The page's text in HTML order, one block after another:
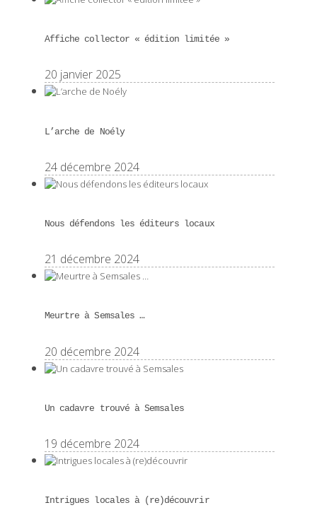
Affiche collector « édition limitée »
20 janvier 2025
L’arche de Noély
24 décembre 2024
Nous défendons les éditeurs locaux
21 décembre 2024
Meurtre à Semsales …
20 décembre 2024
Un cadavre trouvé à Semsales
19 décembre 2024
Intrigues locales à (re)découvrir